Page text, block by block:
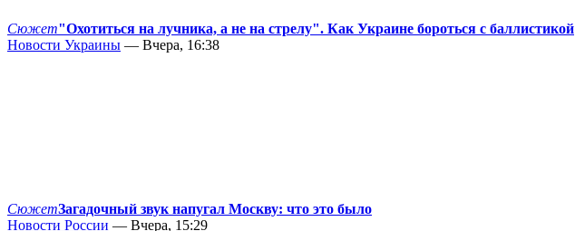
Сюжет"Охотиться на лучника, а не на стрелу". Как Украине бороться с баллистикой
Новости Украины — Вчера, 16:38
СюжетЗагадочный звук напугал Москву: что это было
Новости России — Вчера, 15:29